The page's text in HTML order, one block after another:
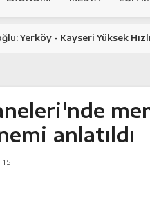
Yerköy - Kayseri Yüksek
anlatıldı